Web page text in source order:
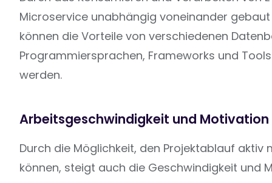
Microservice unabhängig voneinander
können die Vorteile von verschiedenen
Programmiersprachen, Frameworks und
werden.
Arbeitsgeschwindigkeit und Motivation
Durch die Möglichkeit, den Projektablauf aktiv
können, steigt auch die Geschwindigkeit und